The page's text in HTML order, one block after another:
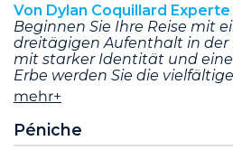
Von Dylan Coquillard
Beginnen Sie Ihre Reise mit
dreitägigen Aufenthalt in der
mit starker Identität und
Erbe werden Sie die
mehr+
Péniche